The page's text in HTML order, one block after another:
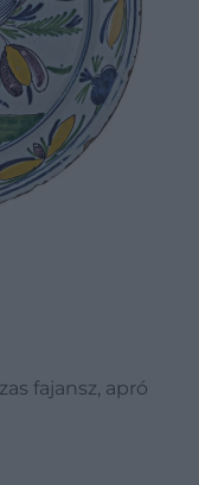
fajansz, apró